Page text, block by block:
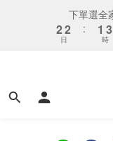
下單選全
2
1
3
2
1
日
:
2
1
0
4
3
2
時